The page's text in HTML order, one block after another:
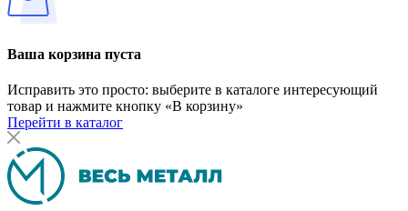
Ваша корзина пуста
Исправить это просто: выберите в каталоге интересующий
товар и нажмите кнопку «В корзину»
Перейти в каталог